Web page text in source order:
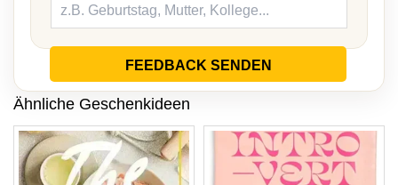
FEEDBACK SENDEN
Ähnliche Geschenkideen